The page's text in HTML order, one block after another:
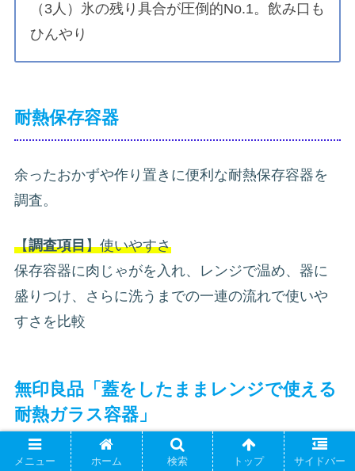
（3人）氷の残り具合が圧倒的No.1。飲み口も
ひんやり
耐熱保存容器
余ったおかずや作り置きに便利な耐熱保存容器を
調査。
【調査項目】使いやすさ
保存容器に肉じゃがを入れ、レンジで温め、器に
盛りつけ、さらに洗うまでの一連の流れで使いや
すさを比較
無印良品「蓋をしたままレンジで使える
耐熱ガラス容器」
メニュー ホーム 検索 トップ サイドバー